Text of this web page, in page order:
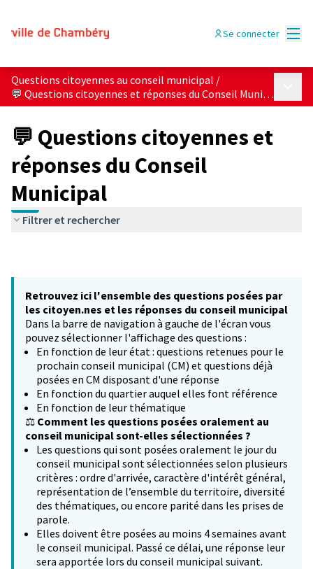
Se connecter
Questions citoyennes au conseil municipal /
💬 Questions citoyennes et réponses du Conseil Municipal
💬 Questions citoyennes et
réponses du Conseil
Municipal
Filtrer et rechercher
Retrouvez ici l'ensemble des questions posées par
les citoyen.nes et les réponses du conseil municipal
Dans la barre de navigation à gauche de l'écran vous
pouvez sélectionner l'affichage des questions :
En fonction de leur état : questions retenues pour le
prochain conseil municipal (CM) et questions déjà
posées en CM disposant d'une réponse
En fonction du quartier auquel elles font référence
En fonction de leur thématique
⚖️ Comment les questions posées oralement au
conseil municipal sont-elles sélectionnées ?
Les questions qui sont posées oralement le jour du
conseil municipal sont sélectionnées selon plusieurs
critères : ordre d'arrivée, caractère d'intérêt général,
représentation de l’ensemble du territoire, diversité
des thématiques, ou encore parité dans les prises de
parole.
Elles doivent être posées au moins 4 semaines avant
le conseil municipal. Passé ce délai, une réponse leur
sera apportée lors du conseil municipal suivant.